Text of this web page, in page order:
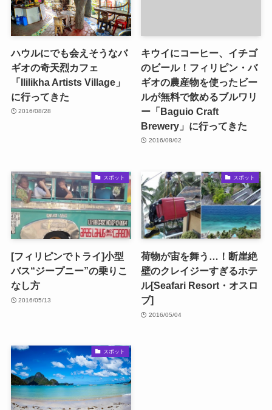
ハウルにでも会えそうなバ
ギオの奇天烈カフェ
「Ililikha Artists Village」
に行ってきた
2016/08/28
キウイにコーヒー、イチゴ
のビール！フィリピン・バ
ギオの農産物を使ったビー
ルが無料で飲めるブルワリ
ー「Baguio Craft
Brewery」に行ってきた
2016/08/02
スポット
[フィリピンでトライ]小型
バス“ジープニー”の乗りこ
なし方
2016/05/13
スポット
荷物が宙を舞う…！断崖絶
壁のクレイジーすぎるホテ
ル[Seafari Resort・オスロ
ブ]
2016/05/04
スポット